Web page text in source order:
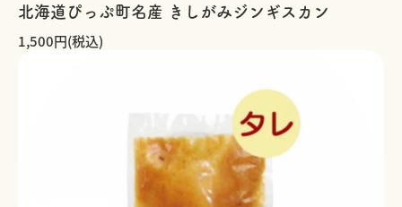
北海道ぴっぷ町名産 きしがみジンギスカン
1,500円(税込)